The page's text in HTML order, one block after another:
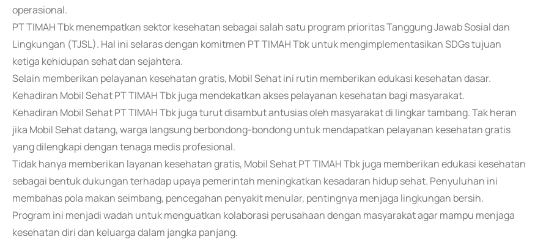
operasional.
PT TIMAH Tbk menempatkan sektor kesehatan sebagai salah satu program prioritas Tanggung Jawab Sosial dan
Lingkungan (TJSL). Hal ini selaras dengan komitmen PT TIMAH Tbk untuk mengimplementasikan SDGs tujuan
ketiga kehidupan sehat dan sejahtera.
Selain memberikan pelayanan kesehatan gratis, Mobil Sehat ini rutin memberikan edukasi kesehatan dasar.
Kehadiran Mobil Sehat PT TIMAH Tbk juga mendekatkan akses pelayanan kesehatan bagi masyarakat.
Kehadiran Mobil Sehat PT TIMAH Tbk juga turut disambut antusias oleh masyarakat di lingkar tambang. Tak heran
jika Mobil Sehat datang, warga langsung berbondong-bondong untuk mendapatkan pelayanan kesehatan gratis
yang dilengkapi dengan tenaga medis profesional.
Tidak hanya memberikan layanan kesehatan gratis, Mobil Sehat PT TIMAH Tbk juga memberikan edukasi kesehatan
sebagai bentuk dukungan terhadap upaya pemerintah meningkatkan kesadaran hidup sehat. Penyuluhan ini
membahas pola makan seimbang, pencegahan penyakit menular, pentingnya menjaga lingkungan bersih.
Program ini menjadi wadah untuk menguatkan kolaborasi perusahaan dengan masyarakat agar mampu menjaga
kesehatan diri dan keluarga dalam jangka panjang.